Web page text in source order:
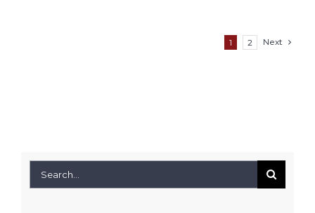
1 2 Next
Search